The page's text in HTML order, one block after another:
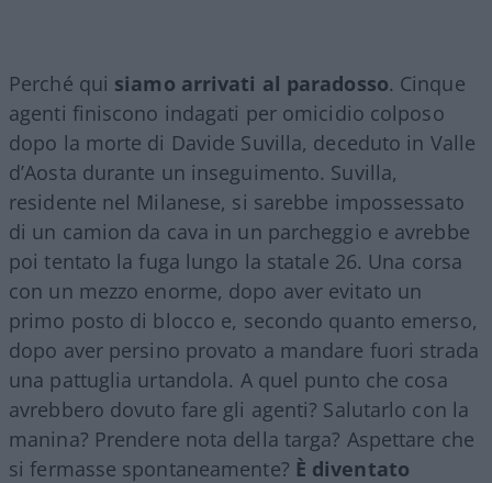
Perché qui siamo arrivati al paradosso. Cinque
agenti finiscono indagati per omicidio colposo
dopo la morte di Davide Suvilla, deceduto in Valle
d’Aosta durante un inseguimento. Suvilla,
residente nel Milanese, si sarebbe impossessato
di un camion da cava in un parcheggio e avrebbe
poi tentato la fuga lungo la statale 26. Una corsa
con un mezzo enorme, dopo aver evitato un
primo posto di blocco e, secondo quanto emerso,
dopo aver persino provato a mandare fuori strada
una pattuglia urtandola. A quel punto che cosa
avrebbero dovuto fare gli agenti? Salutarlo con la
manina? Prendere nota della targa? Aspettare che
si fermasse spontaneamente? È diventato